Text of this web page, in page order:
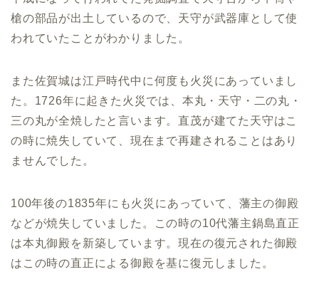
槍の部品が出土しているので、天守が武器庫として使
われていたことがわかりました。
また佐賀城は江戸時代中に何度も火災にあっていまし
た。1726年に起きた火災では、本丸・天守・二の丸・
三の丸が全焼したと言います。直茂が建てた天守はこ
の時に焼失していて、現在まで再建されることはあり
ませんでした。
100年後の1835年にも火災にあっていて、藩主の御殿
などが焼失していました。この時の10代藩主鍋島直正
は本丸御殿を新築しています。現在の復元された御殿
はこの時の直正による御殿を基に復元しました。